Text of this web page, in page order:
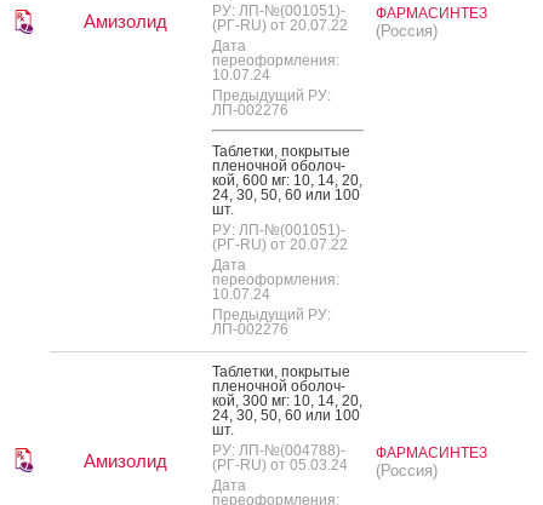
Амизолид
РУ: ЛП-№(001051)-
(РГ-RU) от 20.07.22
Дата
переоформления:
10.07.24
Предыдущий РУ:
ЛП-002276
Таб­летки, пок­ры­тые
пле­ноч­ной обо­лоч­
кой, 600 мг: 10, 14, 20,
24, 30, 50, 60 или 100
шт.
РУ: ЛП-№(001051)-
(РГ-RU) от 20.07.22
Дата
переоформления:
10.07.24
Предыдущий РУ:
ЛП-002276
ФАРМАСИНТЕЗ
(Россия)
Амизолид
Таб­летки, пок­ры­тые
пле­ноч­ной обо­лоч­
кой, 300 мг: 10, 14, 20,
24, 30, 50, 60 или 100
шт.
РУ: ЛП-№(004788)-
(РГ-RU) от 05.03.24
Дата
переоформления:
ФАРМАСИНТЕЗ
(Россия)